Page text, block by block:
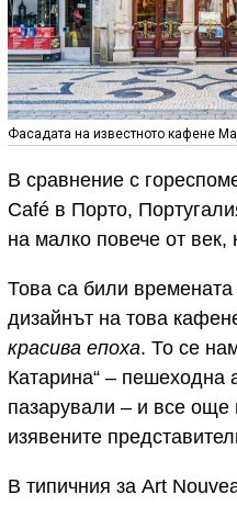
Фасадата на известното кафене
В сравнение с
Café в Порто,
на малко повече от век,
Това са били времената
дизайнът на това
красива епоха. То се
Катарина“ – пешеходна
пазарували – и все още
изявените
В типичния за Art